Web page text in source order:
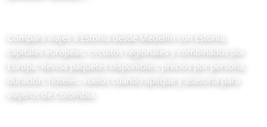
Compara viajes a Estonia desde Medellín con Estonia,
capitales europeas, circuitos regionales y combinados por
Europa. Revisa paquetes disponibles, precios por persona,
duración, hoteles, vuelos cuando aplique y asesoría para
viajeros de Colombia.